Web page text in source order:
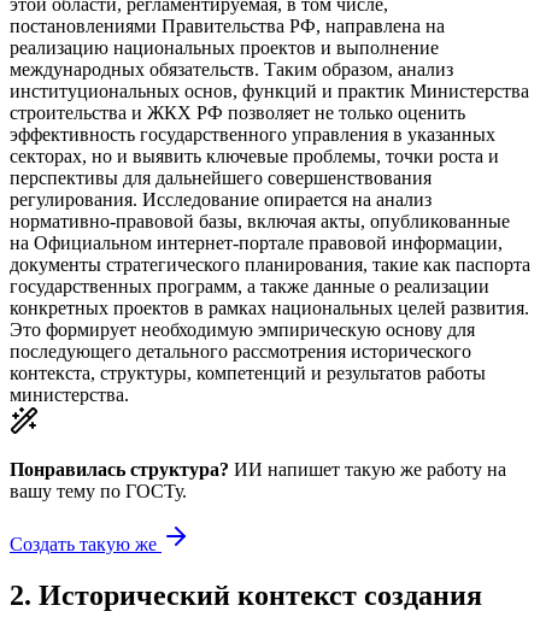
постановлениями Правительства РФ, направлена на
реализацию национальных проектов и выполнение
международных обязательств. Таким образом, анализ
институциональных основ, функций и практик Министерства
строительства и ЖКХ РФ позволяет не только оценить
эффективность государственного управления в указанных
секторах, но и выявить ключевые проблемы, точки роста и
перспективы для дальнейшего совершенствования
регулирования. Исследование опирается на анализ
нормативно-правовой базы, включая акты, опубликованные
на Официальном интернет-портале правовой информации,
документы стратегического планирования, такие как паспорта
государственных программ, а также данные о реализации
конкретных проектов в рамках национальных целей развития.
Это формирует необходимую эмпирическую основу для
последующего детального рассмотрения исторического
контекста, структуры, компетенций и результатов работы
министерства.
Понравилась структура? ИИ напишет такую же работу на
вашу тему по ГОСТу.
Создать такую же
2. Исторический контекст создания